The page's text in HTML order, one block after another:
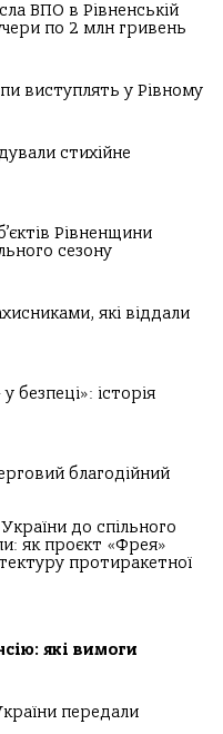
ВПО в Рівненській
по 2 млн гривень
виступлять у Рівному
стихійне
Рівненщини
сезону
які віддали
безпеці»: історія
благодійний
до спільного
як проєкт «Фрея»
протиракетної
які вимоги
передали